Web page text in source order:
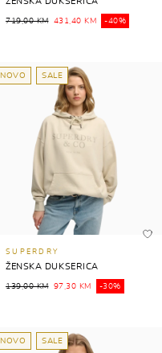
719,00 KM 431,40 KM -40%
NOVO SALE
SUPERDRY
ŽENSKA DUKSERICA
139,00 KM 97,30 KM -30%
NOVO SALE